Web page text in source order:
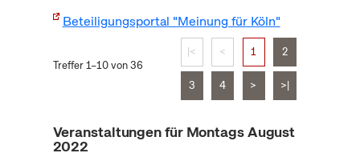
Beteiligungsportal "Meinung für Köln"
Treffer 1–10 von 36
|< < 1 2
3 4 > >|
Veranstaltungen für Montags August
2022